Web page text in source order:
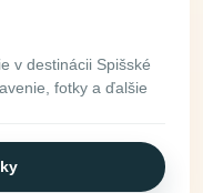
v destinácii Spišské
fotky a ďalšie